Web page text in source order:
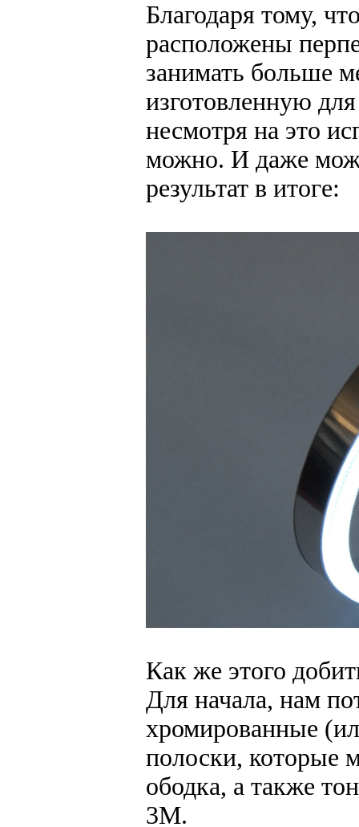
Благодаря тому,
расположены
занимать больше
изготовленную
несмотря на это
можно. И даже
результат в итоге:
Как же этого
Для начала, нам
хромированные
полоски, которые
ободка, а также
3М.